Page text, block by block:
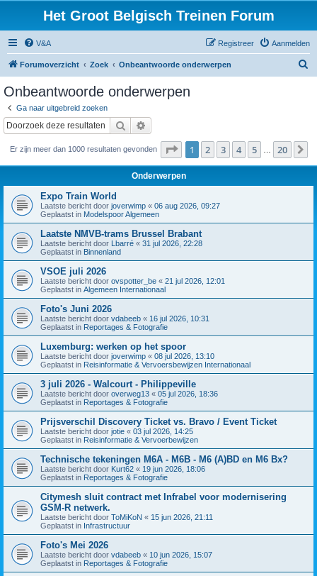
Het Groot Belgisch Treinen Forum
V&A Aanmelden
Registreer
Forumoverzicht Zoek Onbeantwoorde onderwerpen
Onbeantwoorde onderwerpen
Ga naar uitgebreid zoeken
Zoek
Er zijn meer dan 1000 resultaten gevonden Pagina van 20
1 2 3 4 5 20
Onderwerpen
Expo Train World
Laatste bericht door joverwimp « 06 aug 2026, 09:27
Geplaatst in Modelspoor Algemeen
Laatste NMVB-trams Brussel Brabant
Laatste bericht door Lbarré « 31 jul 2026, 22:28
Geplaatst in Binnenland
VSOE juli 2026
Laatste bericht door ovspotter_be « 21 jul 2026, 12:01
Geplaatst in Algemeen Internationaal
Foto's Juni 2026
Laatste bericht door vdabeeb « 16 jul 2026, 10:31
Geplaatst in Reportages & Fotografie
Luxemburg: werken op het spoor
Laatste bericht door joverwimp « 08 jul 2026, 13:10
Geplaatst in Reisinformatie & Vervoersbewijzen Internationaal
3 juli 2026 - Walcourt - Philippeville
Laatste bericht door overweg13 « 05 jul 2026, 18:36
Geplaatst in Reportages & Fotografie
Prijsverschil Discovery Ticket vs. Bravo / Event Ticket
Laatste bericht door jotie « 03 jul 2026, 14:25
Geplaatst in Reisinformatie & Vervoerbewijzen
Technische tekeningen M6A - M6B - M6 (A)BD en M6 Bx?
Laatste bericht door Kurt62 « 19 jun 2026, 18:06
Geplaatst in Reportages & Fotografie
Citymesh sluit contract met Infrabel voor modernisering
GSM-R netwerk.
Laatste bericht door ToMiKoN « 15 jun 2026, 21:11
Geplaatst in Infrastructuur
Foto's Mei 2026
Laatste bericht door vdabeeb « 10 jun 2026, 15:07
Geplaatst in Reportages & Fotografie